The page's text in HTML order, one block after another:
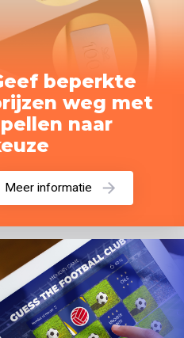
beperkte
weg met
naar
Meer informatie